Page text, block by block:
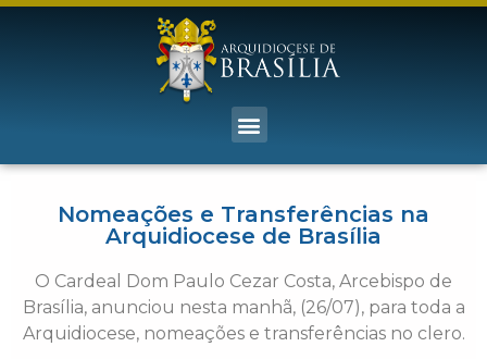
Nomeações e Transferências na
Arquidiocese de Brasília
O Cardeal Dom Paulo Cezar Costa, Arcebispo de
Brasília, anunciou nesta manhã, (26/07), para toda a
Arquidiocese, nomeações e transferências no clero.